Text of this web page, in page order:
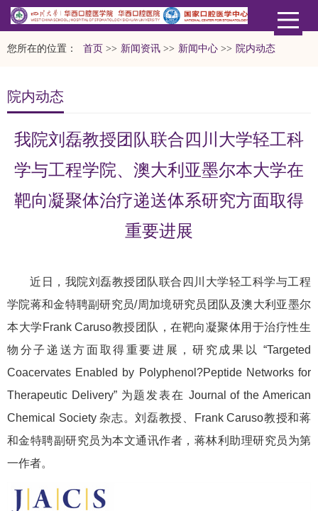
您所在的位置： 首页 >> 新闻资讯 >> 新闻中心 >> 院内动态
院内动态
我院刘磊教授团队联合四川大学轻工科
学与工程学院、澳大利亚墨尔本大学在
靶向凝聚体治疗递送体系研究方面取得
重要进展
近日，我院刘磊教授团队联合四川大学轻工科学与工程
学院蒋和金特聘副研究员/周加境研究员团队及澳大利亚墨尔
本大学Frank Caruso教授团队，在靶向凝聚体用于治疗性生
物分子递送方面取得重要进展，研究成果以 “Targeted
Coacervates Enabled by Polyphenol?Peptide Networks for
Therapeutic Delivery” 为题发表在 Journal of the American
Chemical Society 杂志。刘磊教授、Frank Caruso教授和蒋
和金特聘副研究员为本文通讯作者，蒋林利助理研究员为第
一作者。